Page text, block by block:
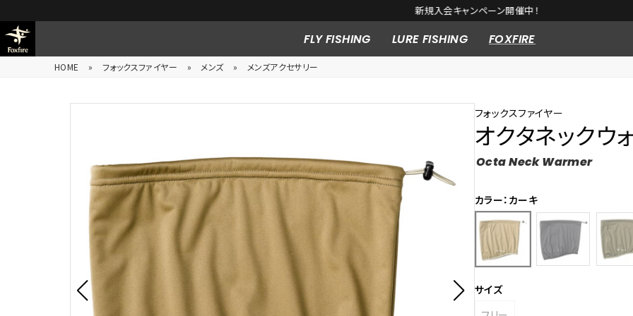
新規入会キャンペーン開催中！
FLY FISHING LURE FISHING FOXFIRE
HOME » フォックスファイヤー » メンズ » メンズアクセサリー
フォックスファイヤー
オクタネックウ
Octa Neck Warmer
カラー：カーキ
サイズ